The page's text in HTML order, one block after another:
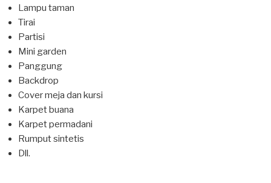
Lampu taman
Tirai
Partisi
Mini garden
Panggung
Backdrop
Cover meja dan kursi
Karpet buana
Karpet permadani
Rumput sintetis
Dll.